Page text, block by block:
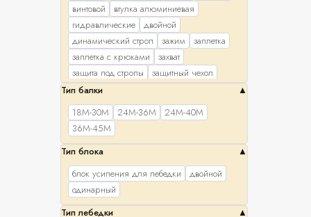
винтовой
втулка алюминиевая
гидравлические
двойной
динамический строп
зажим
заплетка
заплетка с крюками
захват
защита под стропы
защитный чехол
канатный
консольный
контроллер
кран в окно
лебедка барабанные цепные
лебедки барабанные ленточные
лебедки барабанные тросовые
механический
монтажно-тяговые механизмы (МТМ)
набор
натяжное устройство
Тип балки
18М-30М
24М-36М
24М-40М
36М-45М
Тип блока
блок усиления для лебедки
двойной
одинарный
Тип лебедки